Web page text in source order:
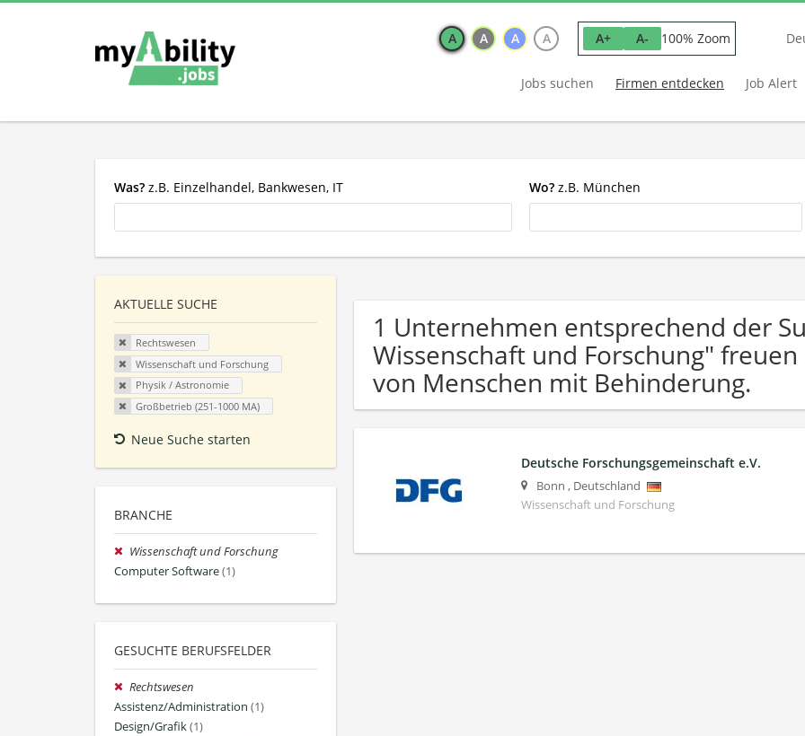
A A A A A+ A- 100% Zoom
Jobs suchen Firmen entdecken Job Alert
Was? z.B. Einzelhandel, Bankwesen, IT Wo? z.B. München
AKTUELLE SUCHE
Rechtswesen
Wissenschaft und Forschung
Physik / Astronomie
Großbetrieb (251-1000 MA)
Neue Suche starten
BRANCHE
Wissenschaft und Forschung
Computer Software(1)
GESUCHTE BERUFSFELDER
Rechtswesen
Assistenz/Administration (1)
Design/Grafik(1)
1 Unternehmen entsprechend der
Wissenschaft und Forschung"
von Menschen mit Behinderung.
Deutsche Forschungsgemeinschaft e.V.
Bonn , Deutschland
Wissenschaft und Forschung